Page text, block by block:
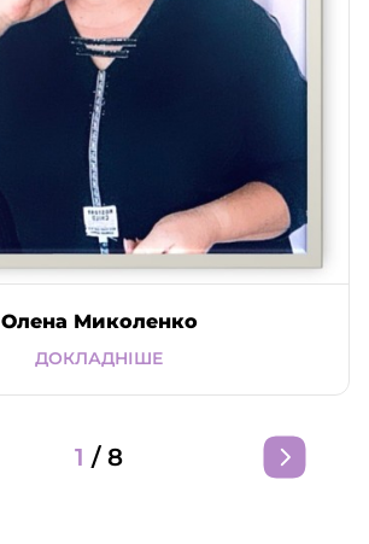
Олена Миколенко
ДОКЛАДНІШЕ
1 / 8